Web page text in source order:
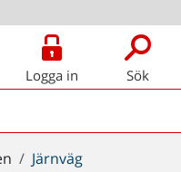
Logga in Sök
Järnväg